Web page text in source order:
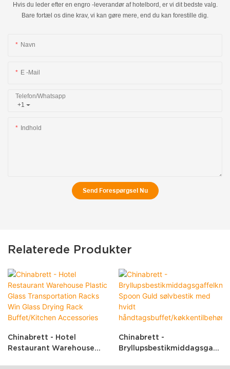
Hvis du leder efter en engro -leverandør af hotelbord, er vi dit bedste valg.
Bare fortæl os dine krav, vi kan gøre mere, end du kan forestille dig.
Navn
E -mail
+1
Telefon/whatsapp
Indhold
Send Forespørgsel Nu
Relaterede Produkter
Chinabrett - Hotel
Restaurant Warehouse
Chinabrett -
Bryllupsbestikmiddagsgaff